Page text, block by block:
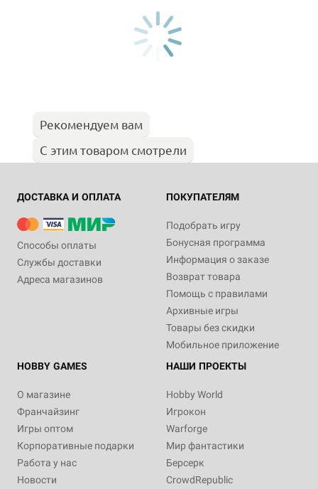
Рекомендуем вам
С этим товаром смотрели
ДОСТАВКА И ОПЛАТА
Способы оплаты
Службы доставки
Адреса магазинов
ПОКУПАТЕЛЯМ
Подобрать игру
Бонусная программа
Информация о заказе
Возврат товара
Помощь с правилами
Архивные игры
Товары без скидки
Мобильное приложение
HOBBY GAMES
О магазине
Франчайзинг
Игры оптом
Корпоративные подарки
Работа у нас
Новости
НАШИ ПРОЕКТЫ
Hobby World
Игрокон
Warforge
Мир фантастики
Берсерк
CrowdRepublic